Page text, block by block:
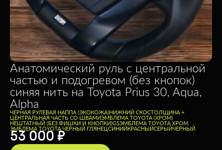
Анатомический руль с центральной
частью и подогревом (без кнопок)
синяя нить на Toyota Prius 30, Aqua,
Alpha
ЧЕРНАЯ РУЛЕВАЯ НАППА (ЭКОКОЖА)НИЖНИЙ СКОСТОЛЩИНА +
ЦЕНТРАЛЬНАЯ ЧАСТЬ СО ШВАМИЭМБЛЕМА TOYOTA (ХРОМ)
НЕШТАТНЫЙ (БЕЗ ФИШКИ И КНОПКИ)GSЭМБЛЕМА TOYOTA ХРОМ
ЭМБЛЕМА TOYOTA ЧЕРНЫЙ ГЛЯНЕЦCИНИЙКРАСНЫЙСЕРЫЙЧЕРНЫЙ
53 000 ₽